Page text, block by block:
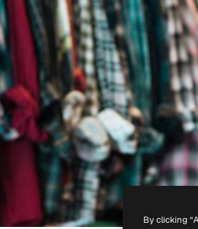
By clicking